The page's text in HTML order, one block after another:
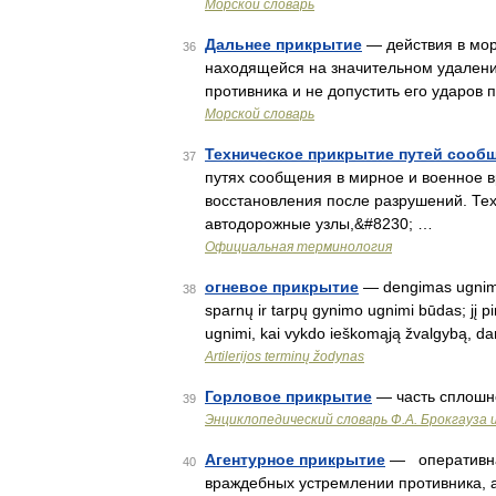
Морской словарь
36 Дальнее прикрытие — действия в
находящейся на значительном
противника и не допустить его
Морской словарь
37
Техническое прикрытие путей
путях сообщения в мирное и военное
восстановления после разрушений.
автодорожные узлы,&#8230; …
Официальная терминология
38 огневое прикрытие — dengimas
sparnų ir tarpų gynimo ugnimi būdas; jį
ugnimi, kai vykdo ieškomąją žvalgybą,
Artilerijos terminų žodynas
39 Горловое прикрытие — часть
Энциклопедический словарь Ф.А.
40 Агентурное прикрытие —
враждебных устремлении